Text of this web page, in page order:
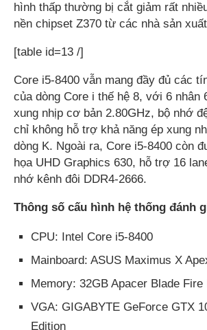
hình thấp thường bị cắt giảm rất
nền chipset Z370 từ các nhà sản
[table id=13 /]
Core i5-8400 vẫn mang đầy đủ các
của dòng Core i thế hệ 8, với 6 nhân
xung nhịp cơ bản 2.80GHz, bộ nhớ
chỉ không hỗ trợ khả năng ép xung
dòng K. Ngoài ra, Core i5-8400 còn
họa UHD Graphics 630, hỗ trợ 16
nhớ kênh đôi DDR4-2666.
Thông số cấu hình hệ thống đánh
CPU: Intel Core i5-8400
Mainboard: ASUS Maximus X
Memory: 32GB Apacer Blade Fire
VGA: GIGABYTE GeForce GTX
Edition